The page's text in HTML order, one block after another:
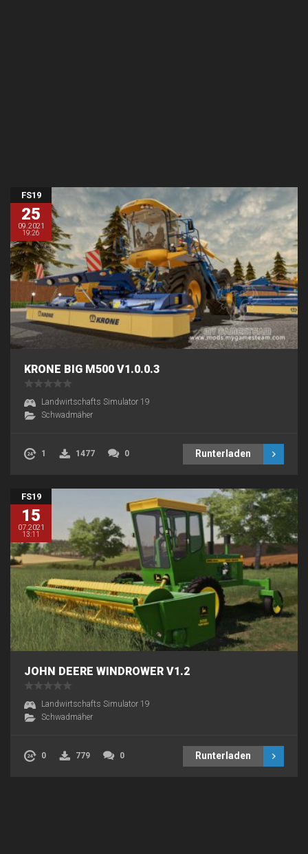
FS19
25
09.2021
19:26
KRONE BIG M500 V1.0.0.3
Landwirtschafts Simulator 19
Schwadmäher
1 1477 0 Runterladen
FS19
15
07.2021
13:11
JOHN DEERE WINDROWER V1.2
Landwirtschafts Simulator 19
Schwadmäher
0 779 0 Runterladen